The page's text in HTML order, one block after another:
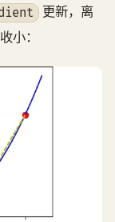
更新，离
小：